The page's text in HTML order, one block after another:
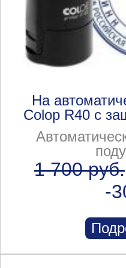
На
Colop R40 с
1 700 руб.
-